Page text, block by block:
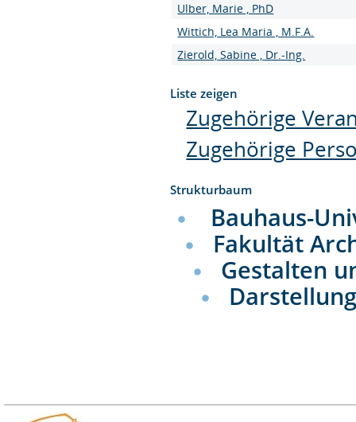
Ulber, Marie , PhD
Wittich, Lea Maria , M.F.A.
Zierold, Sabine , Dr.-Ing.
Liste zeigen
Zugehörige
Zugehörige
Strukturbaum
Bauhaus-
Fakultät
Gestalten